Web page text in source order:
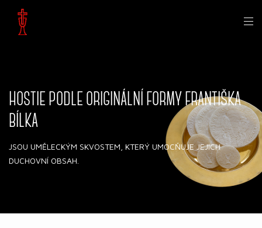
HOSTIE PODLE ORIGINÁLNÍ FORMY FRANTIŠKA
BÍLKA
JSOU UMĚLECKÝM SKVOSTEM, KTERÝ UMOCŇUJE JEJICH
DUCHOVNÍ OBSAH.